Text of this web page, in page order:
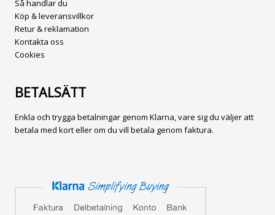
Så handlar du
Köp & leveransvillkor
Retur & reklamation
Kontakta oss
Cookies
BETALSÄTT
Enkla och trygga betalningar genom Klarna, vare sig du väljer att
betala med kort eller om du vill betala genom faktura.